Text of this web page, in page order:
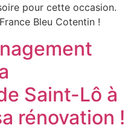
pour cette occasion.
Bleu Cotentin !
Saint-Lô à
rénovation !